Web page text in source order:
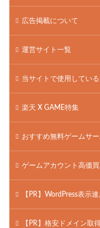
広告掲載について
運営サイト一覧
当サイトで使用してい
楽天 X GAME特集
おすすめ無料ゲームサ
ゲームアカウント高価買
【PR】WordPress表示
【PR】格安ドメイン取